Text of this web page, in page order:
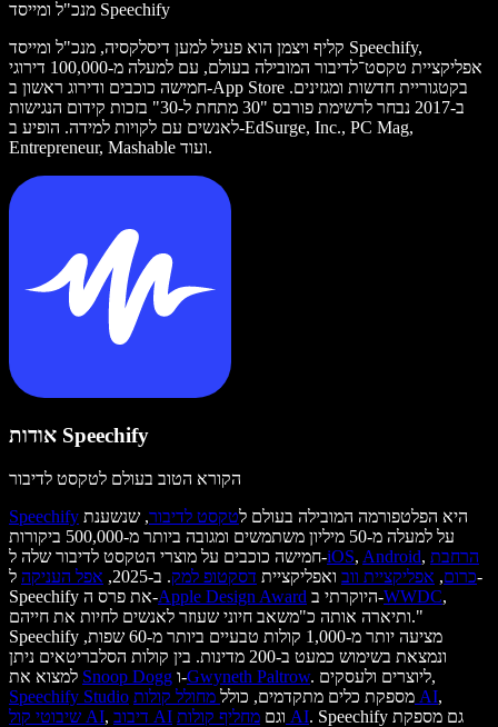
מנכ"ל ומייסד Speechify
קליף ויצמן הוא פעיל למען דיסלקסיה, מנכ"ל ומייסד Speechify,
אפליקציית טקסט־לדיבור המובילה בעולם, עם למעלה מ-100,000 דירוגי
חמישה כוכבים ודירוג ראשון ב-App Store בקטגוריית חדשות ומגזינים.
ב-2017 נבחר לרשימת פורבס "30 מתחת ל-30" בזכות קידום הנגישות
לאנשים עם לקויות למידה. הופיע ב-EdSurge, Inc., PC Mag,
Entrepreneur, Mashable ועוד.
אודות Speechify
הקורא הטוב בעולם לטקסט לדיבור
Speechify
היא הפלטפורמה המובילה בעולם לטקסט לדיבור, שנשענת
על למעלה מ-50 מיליון משתמשים ומגובה ביותר מ-500,000 ביקורות
חמישה כוכבים על מוצרי הטקסט לדיבור שלה ל-iOS, Android, הרחבת
כרום, אפליקציית ווב ואפליקציית דסקטופ למק. ב-2025, אפל העניקה ל-
Speechify את פרס ה-Apple Design Award היוקרתי ב-WWDC,
ותיארה אותה כ"משאב חיוני שעוזר לאנשים לחיות את חייהם."
Speechify מציעה יותר מ-1,000 קולות טבעיים ביותר מ-60 שפות,
ונמצאת בשימוש כמעט ב-200 מדינות. בין קולות הסלבריטאים ניתן
Snoop Dogg ו-Gwyneth Paltrow
. ליוצרים ולעסקים,
Speechify Studio
מספקת כלים מתקדמים, כולל מחולל קולות AI,
שיבוטי קול AI, דיבוב AI וגם מחליף קולות AI. Speechify גם מספקת